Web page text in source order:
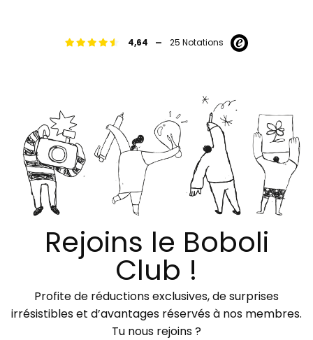
4,64 - 25 Notations
Rejoins le Boboli
Club !
Profite de réductions exclusives, de surprises
irrésistibles et d’avantages réservés à nos membres.
Tu nous rejoins ?